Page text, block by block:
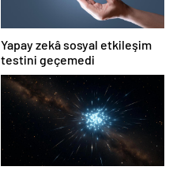
Yapay zekâ sosyal etkileşim
testini geçemedi